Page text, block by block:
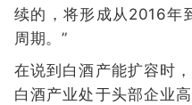
续的，将形成从2016年
周期。”
在说到白酒产能扩容时
白酒产业处于头部企业